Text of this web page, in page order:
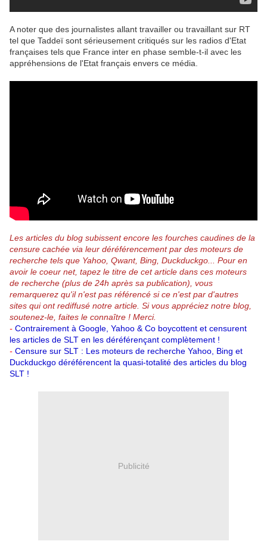
A noter que des journalistes allant travailler ou travaillant sur RT
tel que Taddeï sont sérieusement critiqués sur les radios d'Etat
françaises tels que France inter en phase semble-t-il avec les
appréhensions de l'Etat français envers ce média.
Les articles du blog subissent encore les fourches caudines de la
censure cachée via leur déréférencement par des moteurs de
recherche tels que Yahoo, Qwant, Bing, Duckduckgo...
Pour en
avoir le coeur net, tapez le titre de cet article dans ces moteurs
de recherche (plus de 24h après sa publication), vous
remarquerez qu'il n'est pas référencé si ce n'est par d'autres
sites qui ont rediffusé notre article. Si vous appréciez notre blog,
soutenez-le, faites le connaître ! Merci.
- Contrairement à Google, Yahoo & Co boycottent et censurent
les articles de SLT en les déréférençant complètement !
- Censure sur SLT : Les moteurs de recherche Yahoo, Bing et
Duckduckgo déréférencent la quasi-totalité des articles du blog
SLT !
Publicité